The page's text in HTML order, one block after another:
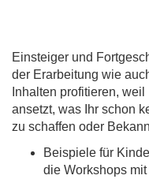
Einsteiger und
der Erarbeitung wie
Inhalten profitieren,
ansetzt, was Ihr schon
zu schaffen oder
Beispiele für
die Workshops